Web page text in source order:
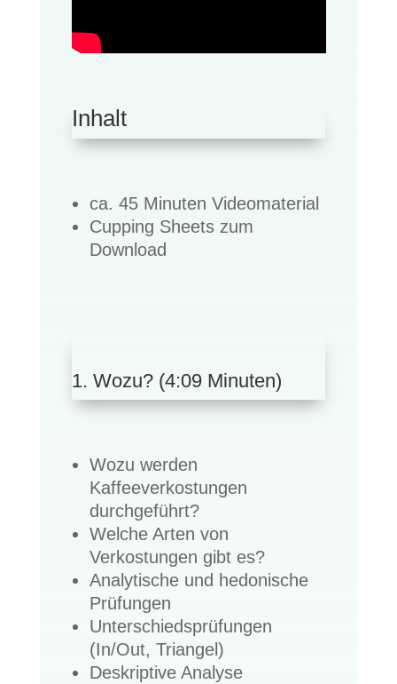
Inhalt
ca. 45 Minuten Videomaterial
Cupping Sheets zum
Download
1. Wozu? (4:09 Minuten)
Wozu werden
Kaffeeverkostungen
durchgeführt?
Welche Arten von
Verkostungen gibt es?
Analytische und hedonische
Prüfungen
Unterschiedsprüfungen
(In/Out, Triangel)
Deskriptive Analyse